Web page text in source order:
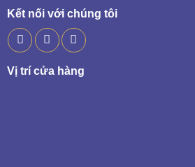
Kết nối với chúng tôi
Vị trí cửa hàng